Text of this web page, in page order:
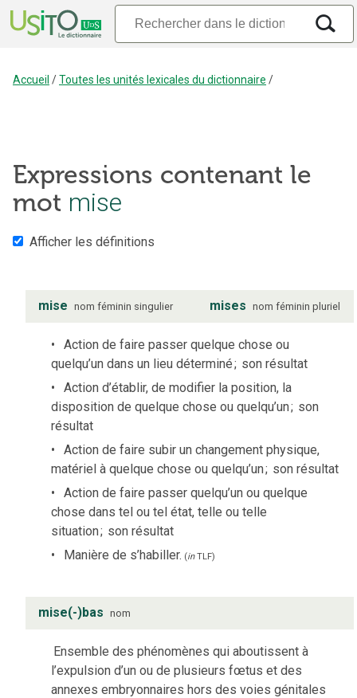
Accueil /Toutes les unités lexicales du dictionnaire /
Expressions contenant le
mot mise
Afficher les définitions
mise nom féminin singulier mises nom féminin pluriel
Action de faire passer quelque chose ou
quelqu’un dans un lieu déterminé; son résultat
Action d’établir, de modifier la position, la
disposition de quelque chose ou quelqu’un; son
résultat
Action de faire subir un changement physique,
matériel à quelque chose ou quelqu’un; son résultat
Action de faire passer quelqu’un ou quelque
chose dans tel ou tel état, telle ou telle
situation; son résultat
Manière de s’habiller. (inTLF)
mise(-)bas nom
Ensemble des phénomènes qui aboutissent à
l’expulsion d’un ou de plusieurs fœtus et des
annexes embryonnaires hors des voies génitales